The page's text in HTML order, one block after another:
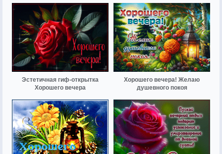
Эстетичная гиф-открытка
Хорошего вечера
Хорошего вечера! Желаю
душевного покоя